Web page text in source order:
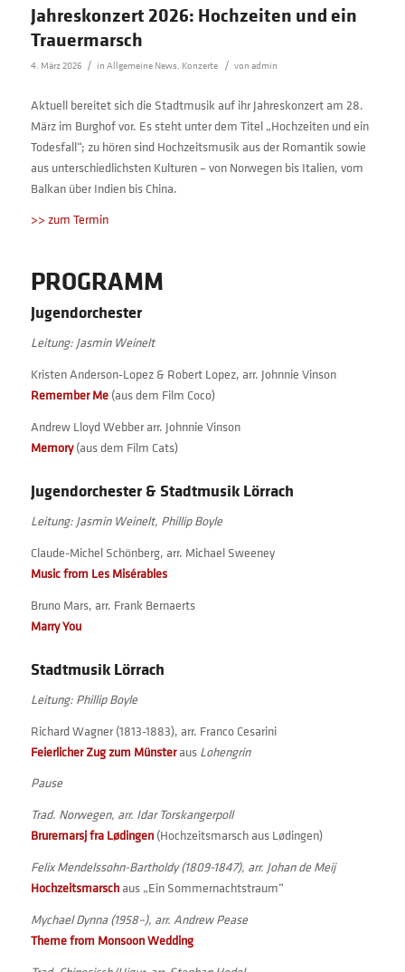
Jahreskonzert 2026: Hochzeiten und ein
Trauermarsch
4. März 2026 / in Allgemeine News, Konzerte / von admin
Aktuell bereitet sich die Stadtmusik auf ihr Jahreskonzert am 28.
März im Burghof vor. Es steht unter dem Titel „Hochzeiten und ein
Todesfall“; zu hören sind Hochzeitsmusik aus der Romantik sowie
aus unterschiedlichsten Kulturen – von Norwegen bis Italien, vom
Balkan über Indien bis China.
>> zum Termin
PROGRAMM
Jugendorchester
Leitung: Jasmin Weinelt
Kristen Anderson-Lopez & Robert Lopez, arr. Johnnie Vinson
Remember Me(aus dem Film Coco)
Andrew Lloyd Webber arr. Johnnie Vinson
Memory(aus dem Film Cats)
Jugendorchester & Stadtmusik Lörrach
Leitung: Jasmin Weinelt, Phillip Boyle
Claude-Michel Schönberg, arr. Michael Sweeney
Music from Les Misérables
Bruno Mars, arr. Frank Bernaerts
Marry You
Stadtmusik Lörrach
Leitung: Phillip Boyle
Richard Wagner (1813-1883), arr. Franco Cesarini
Feierlicher Zug zum Münsteraus Lohengrin
Pause
Trad. Norwegen, arr. Idar Torskangerpoll
Bruremarsj fra Lødingen (Hochzeitsmarsch aus Lødingen)
Felix Mendelssohn-Bartholdy (1809-1847), arr. Johan de Meij
Hochzeitsmarsch aus „Ein Sommernachtstraum“
Mychael Dynna (1958–), arr. Andrew Pease
Theme from Monsoon Wedding